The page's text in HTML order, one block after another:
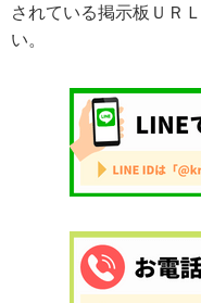
されている掲示板ＵＲ
い。